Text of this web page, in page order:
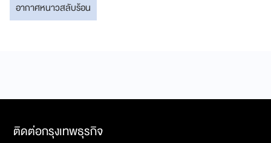
อากาศหนาวสลับร้อน
ติดต่อกรุงเทพธุรกิจ